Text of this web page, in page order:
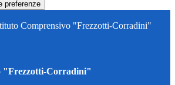
preferenze
Comprensivo "Frezzotti-Corradini"
"Frezzotti-Corradini"